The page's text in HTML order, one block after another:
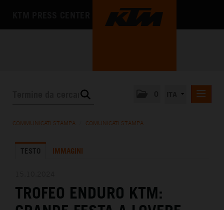
L'AZIENDA
COMMUNICATI STAMPA COMUNICATI STAMPA
TESTO IMMAGINI
TROFEO ENDURO KTM: